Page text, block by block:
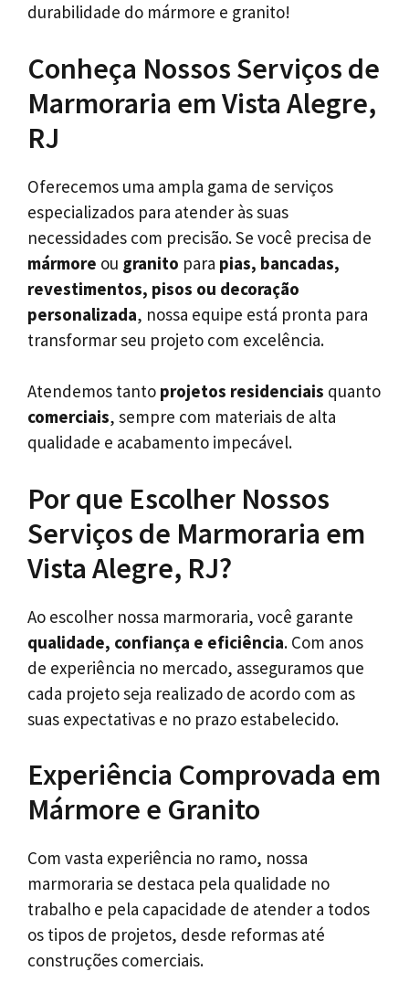
durabilidade do mármore e granito!
Conheça Nossos Serviços de
Marmoraria em Vista Alegre,
RJ
Oferecemos uma ampla gama de serviços
especializados para atender às suas
necessidades com precisão. Se você precisa de
mármore ou granito para pias, bancadas,
revestimentos, pisos ou decoração
personalizada, nossa equipe está pronta para
transformar seu projeto com excelência.
Atendemos tanto projetos residenciais quanto
comerciais, sempre com materiais de alta
qualidade e acabamento impecável.
Por que Escolher Nossos
Serviços de Marmoraria em
Vista Alegre, RJ?
Ao escolher nossa marmoraria, você garante
qualidade, confiança e eficiência. Com anos
de experiência no mercado, asseguramos que
cada projeto seja realizado de acordo com as
suas expectativas e no prazo estabelecido.
Experiência Comprovada em
Mármore e Granito
Com vasta experiência no ramo, nossa
marmoraria se destaca pela qualidade no
trabalho e pela capacidade de atender a todos
os tipos de projetos, desde reformas até
construções comerciais.